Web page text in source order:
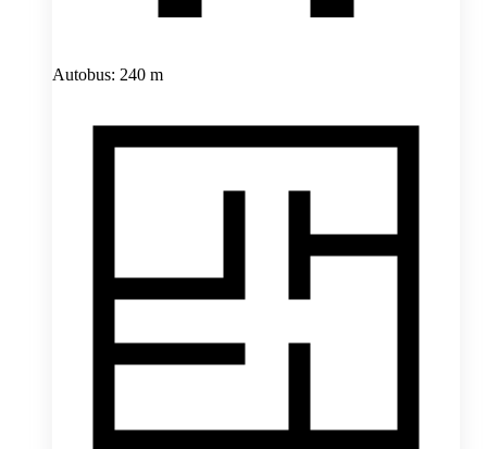
Autobus: 240 m